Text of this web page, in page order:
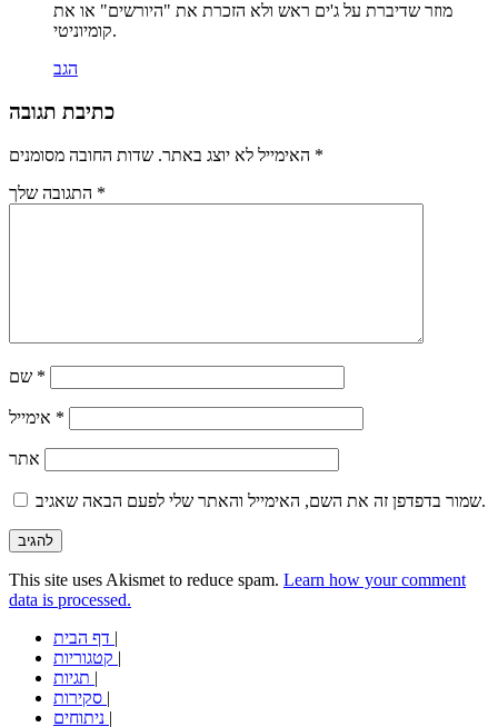
מוזר שדיברת על ג'ים ראש ולא הזכרת את "היורשים" או את
קומיוניטי.
הגב
כתיבת תגובה
האימייל לא יוצג באתר. *
*
*
*
אתר
שמור בדפדפן זה את השם, האימייל והאתר שלי לפעם הבאה שאגיב.
This site uses Akismet to reduce spam. Learn how your comment
data is processed.
|
|
|
|
|